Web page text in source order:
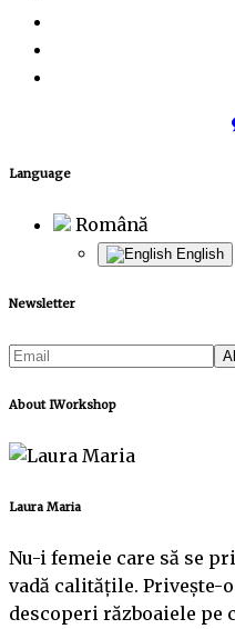
Language
Română
English
Newsletter
About IWorkshop
Laura Maria
Nu-i femeie care să se
vadă calitățile.
descoperi războaiele pe